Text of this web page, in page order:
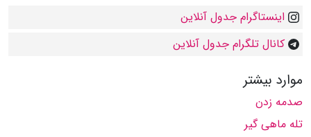
اینستاگرام جدول آنلاین
کانال تلگرام جدول آنلاین
موارد بیشتر
صدمه زدن
تله ماهی گیر